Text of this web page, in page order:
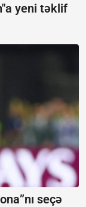
yeni təklif
seçə